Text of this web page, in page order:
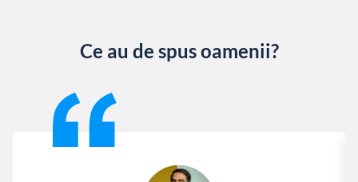
Ce au de spus oamenii?